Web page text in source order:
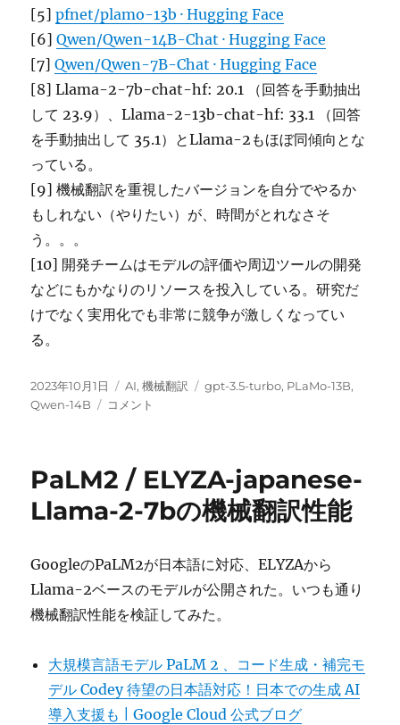
[5]pfnet/plamo-13b · Hugging Face
[6]Qwen/Qwen-14B-Chat · Hugging Face
[7]Qwen/Qwen-7B-Chat · Hugging Face
[8] Llama-2-7b-chat-hf: 20.1 （回答を手動抽出
して 23.9）、Llama-2-13b-chat-hf: 33.1 （回答
を手動抽出して 35.1）とLlama-2もほぼ同傾向とな
っている。
[9] 機械翻訳を重視したバージョンを自分でやるか
もしれない（やりたい）が、時間がとれなさそ
う。。。
[10] 開発チームはモデルの評価や周辺ツールの開発
などにもかなりのリソースを投入している。研究だ
けでなく実用化でも非常に競争が激しくなってい
る。
投
稿
2023年10月1日
カ
テ
AI,機械翻訳
タ
gpt-3.5-turbo, PLaMo-13B,
Qwen-14B
PLaMo-
の
械
性
能
に
コメント
PaLM2 / ELYZA-japanese-
Llama-2-7bの機械翻訳性能
GoogleのPaLM2が日本語に対応、ELYZAから
Llama-2ベースのモデルが公開された。いつも通り
機械翻訳性能を検証してみた。
大規模言語モデル PaLM 2 、コード生成・補完モ
デル Codey 待望の日本語対応！日本での生成 AI
導入支援も | Google Cloud 公式ブログ